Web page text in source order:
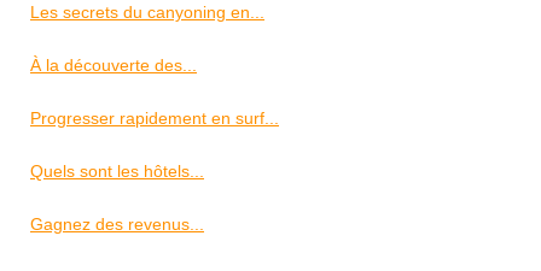
Les secrets du canyoning en...
À la découverte des...
Progresser rapidement en surf...
Quels sont les hôtels...
Gagnez des revenus...